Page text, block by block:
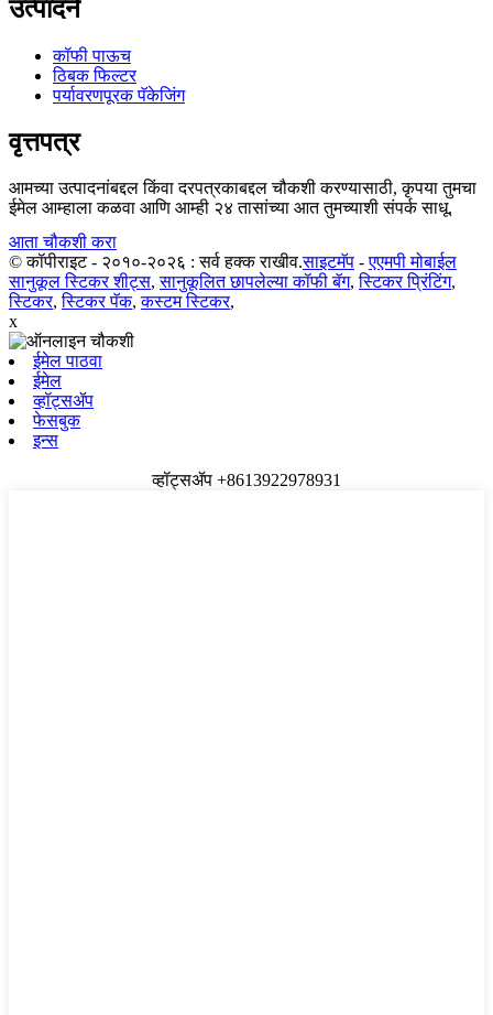
उत्पादने
कॉफी पाऊच
ठिबक फिल्टर
पर्यावरणपूरक पॅकेजिंग
वृत्तपत्र
आमच्या उत्पादनांबद्दल किंवा दरपत्रकाबद्दल चौकशी करण्यासाठी, कृपया तुमचा
ईमेल आम्हाला कळवा आणि आम्ही २४ तासांच्या आत तुमच्याशी संपर्क साधू.
आता चौकशी करा
© कॉपीराइट - २०१०-२०२६ : सर्व हक्क राखीव.साइटमॅप -एएमपी मोबाईल
सानुकूल स्टिकर शीट्स,सानुकूलित छापलेल्या कॉफी बॅग,स्टिकर प्रिंटिंग,
स्टिकर,स्टिकर पॅक,कस्टम स्टिकर,
x
ईमेल पाठवा
ईमेल
व्हॉट्सॲप
फेसबुक
इन्स
व्हॉट्सॲप +8613922978931